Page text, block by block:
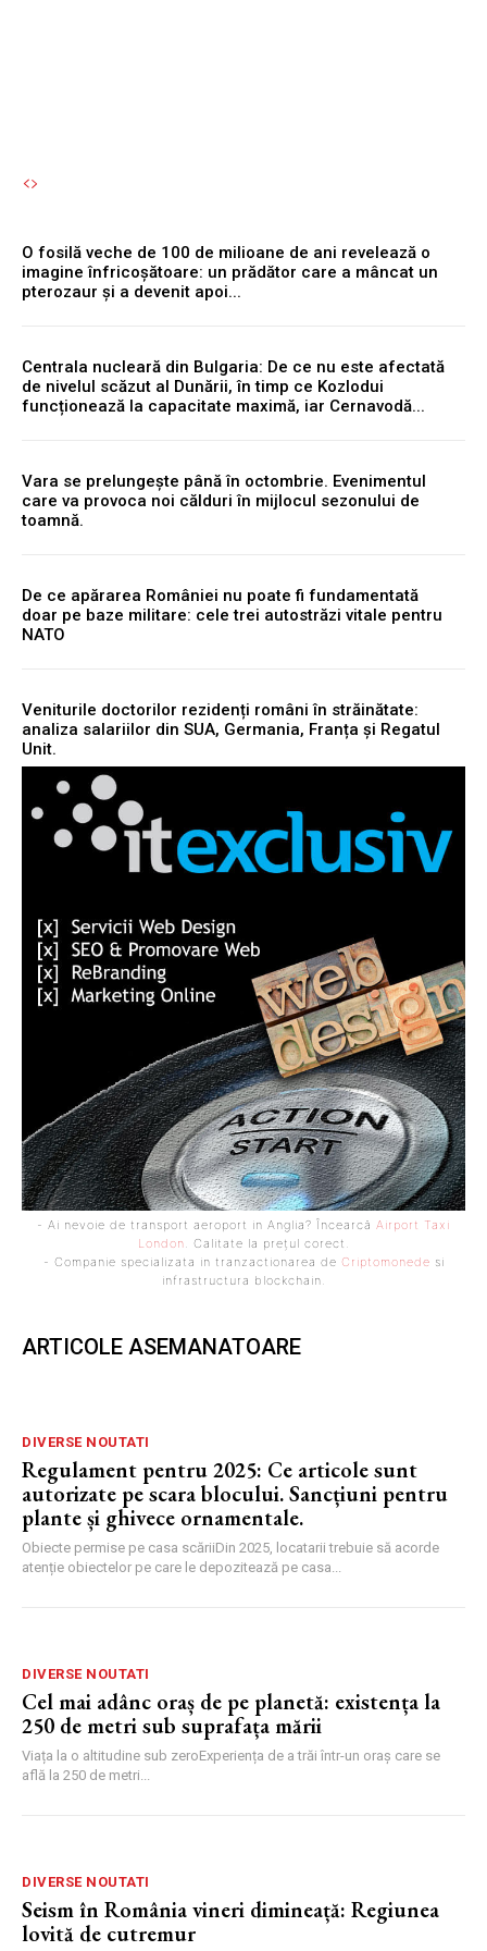
O fosilă veche de 100 de milioane de ani revelează o
imagine înfricoșătoare: un prădător care a mâncat un
pterozaur și a devenit apoi...
Centrala nucleară din Bulgaria: De ce nu este afectată
de nivelul scăzut al Dunării, în timp ce Kozlodui
funcționează la capacitate maximă, iar Cernavodă...
Vara se prelungește până în octombrie. Evenimentul
care va provoca noi călduri în mijlocul sezonului de
toamnă.
De ce apărarea României nu poate fi fundamentată
doar pe baze militare: cele trei autostrăzi vitale pentru
NATO
Veniturile doctorilor rezidenți români în străinătate:
analiza salariilor din SUA, Germania, Franța și Regatul
Unit.
- Ai nevoie de transport aeroport in Anglia? Încearcă Airport Taxi
London . Calitate la prețul corect.
- Companie specializata in tranzactionarea de Criptomonede si
infrastructura blockchain.
ARTICOLE ASEMANATOARE
DIVERSE NOUTATI
Regulament pentru 2025: Ce articole sunt
autorizate pe scara blocului. Sancțiuni pentru
plante și ghivece ornamentale.
Obiecte permise pe casa scăriiDin 2025, locatarii trebuie să acorde
atenție obiectelor pe care le depozitează pe casa...
DIVERSE NOUTATI
Cel mai adânc oraș de pe planetă: existența la
250 de metri sub suprafața mării
Viața la o altitudine sub zeroExperiența de a trăi într-un oraș care se
află la 250 de metri...
DIVERSE NOUTATI
Seism în România vineri dimineață: Regiunea
lovită de cutremur